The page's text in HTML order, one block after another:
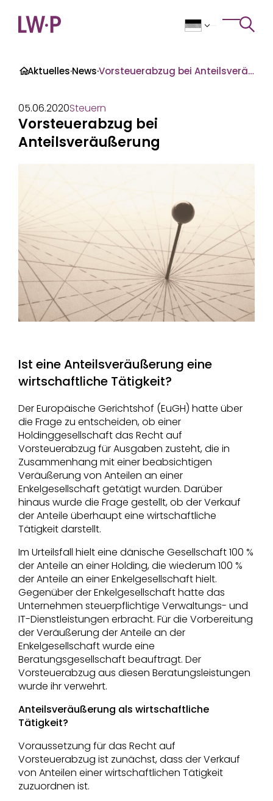
> Toggle
·Aktuelles·News· Vorsteuerabzug bei Anteilsveräußerung
05.06.2020Steuern
Vorsteuerabzug bei
Anteilsveräußerung
Ist eine Anteilsveräußerung eine
wirtschaftliche Tätigkeit?
Der Europäische Gerichtshof (EuGH) hatte über
die Frage zu entscheiden, ob einer
Holdinggesellschaft das Recht auf
Vorsteuerabzug für Ausgaben zusteht, die in
Zusammenhang mit einer beabsichtigen
Veräußerung von Anteilen an einer
Enkelgesellschaft getätigt wurden. Darüber
hinaus wurde die Frage gestellt, ob der Verkauf
der Anteile überhaupt eine wirtschaftliche
Tätigkeit darstellt.
Im Urteilsfall hielt eine dänische Gesellschaft 100 %
der Anteile an einer Holding, die wiederum 100 %
der Anteile an einer Enkelgesellschaft hielt.
Gegenüber der Enkelgesellschaft hatte das
Unternehmen steuerpflichtige Verwaltungs- und
IT-Dienstleistungen erbracht. Für die Vorbereitung
der Veräußerung der Anteile an der
Enkelgesellschaft wurde eine
Beratungsgesellschaft beauftragt. Der
Vorsteuerabzug aus diesen Beratungsleistungen
wurde ihr verwehrt.
Anteilsveräußerung als wirtschaftliche
Tätigkeit?
Voraussetzung für das Recht auf
Vorsteuerabzug ist zunächst, dass der Verkauf
von Anteilen einer wirtschaftlichen Tätigkeit
zuzuordnen ist.